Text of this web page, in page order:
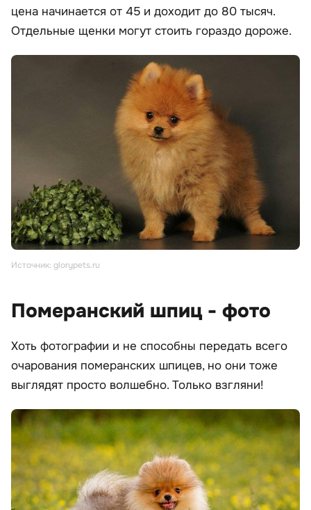
цена начинается от 45 и доходит до 80 тысяч.
Отдельные щенки могут стоить гораздо дороже.
Источник: glorypets.ru
Померанский шпиц - фото
Хоть фотографии и не способны передать всего
очарования померанских шпицев, но они тоже
выглядят просто волшебно. Только взгляни!